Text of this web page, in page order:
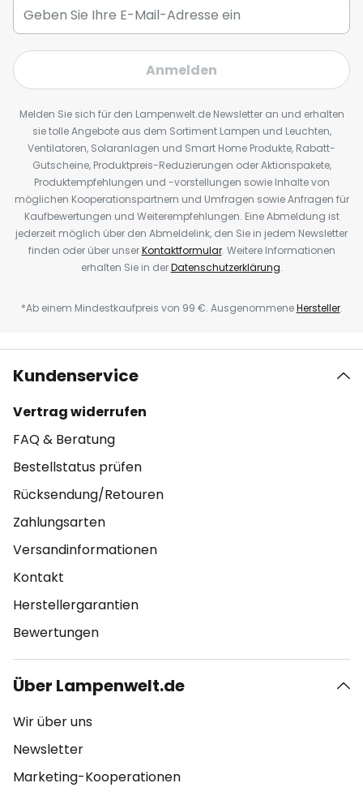
Anmelden
Melden Sie sich für den Lampenwelt.de Newsletter an und erhalten
sie tolle Angebote aus dem Sortiment Lampen und Leuchten,
Ventilatoren, Solaranlagen und Smart Home Produkte, Rabatt-
Gutscheine, Produktpreis-Reduzierungen oder Aktionspakete,
Produktempfehlungen und -vorstellungen sowie Inhalte von
möglichen Kooperationspartnern und Umfragen sowie Anfragen für
Kaufbewertungen und Weiterempfehlungen. Eine Abmeldung ist
jederzeit möglich über den Abmeldelink, den Sie in jedem Newsletter
finden oder über unserKontaktformular. Weitere Informationen
erhalten Sie in derDatenschutzerklärung.
*Ab einem Mindestkaufpreis von 99 €. AusgenommeneHersteller.
Kundenservice
Vertrag widerrufen
FAQ & Beratung
Bestellstatus prüfen
Rücksendung/Retouren
Zahlungsarten
Versandinformationen
Kontakt
Herstellergarantien
Bewertungen
Über Lampenwelt.de
Wir über uns
Newsletter
Marketing-Kooperationen